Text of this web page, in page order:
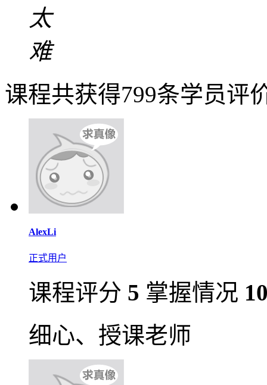
太
难
课程共获得799条学员评
AlexLi
正式用户
课程评分 5 掌握情况
细心、授课老师